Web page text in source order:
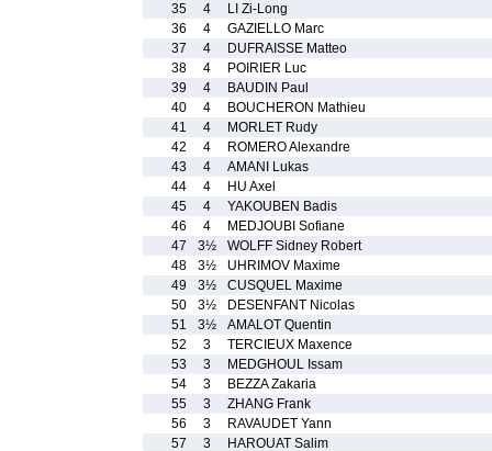
35
4
LI Zi-Long
36
4
GAZIELLO Marc
37
4
DUFRAISSE Matteo
38
4
POIRIER Luc
39
4
BAUDIN Paul
40
4
BOUCHERON Mathieu
41
4
MORLET Rudy
42
4
ROMERO Alexandre
43
4
AMANI Lukas
44
4
HU Axel
45
4
YAKOUBEN Badis
46
4
MEDJOUBI Sofiane
47
3½
WOLFF Sidney Robert
48
3½
UHRIMOV Maxime
49
3½
CUSQUEL Maxime
50
3½
DESENFANT Nicolas
51
3½
AMALOT Quentin
52
3
TERCIEUX Maxence
53
3
MEDGHOUL Issam
54
3
BEZZA Zakaria
55
3
ZHANG Frank
56
3
RAVAUDET Yann
57
3
HAROUAT Salim